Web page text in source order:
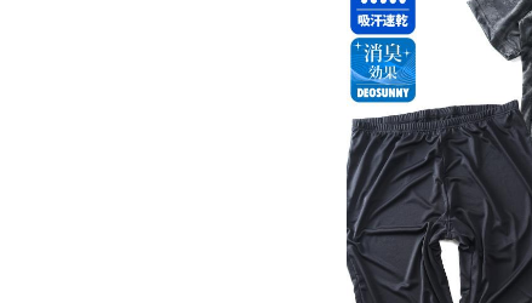
返品交換希望の方は、商品到着後1週
下着(肌着)やワイシャツは商品の性質